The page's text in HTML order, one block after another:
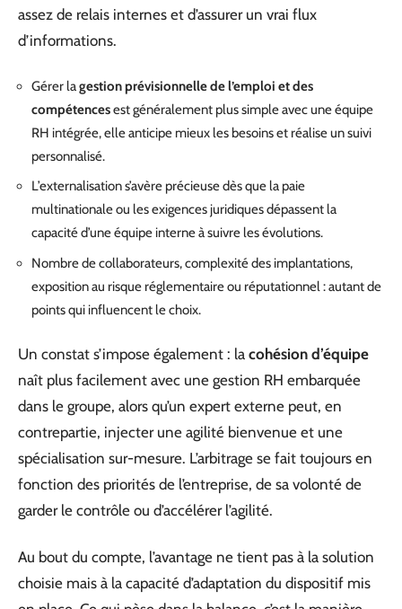
assez de relais internes et d’assurer un vrai flux
d’informations.
Gérer lagestion prévisionnelle de l’emploi et des
compétencesest généralement plus simple avec une équipe
RH intégrée, elle anticipe mieux les besoins et réalise un suivi
personnalisé.
L’externalisation s’avère précieuse dès que la paie
multinationale ou les exigences juridiques dépassent la
capacité d’une équipe interne à suivre les évolutions.
Nombre de collaborateurs, complexité des implantations,
exposition au risque réglementaire ou réputationnel : autant de
points qui influencent le choix.
Un constat s’impose également : la cohésion d’équipe
naît plus facilement avec une gestion RH embarquée
dans le groupe, alors qu’un expert externe peut, en
contrepartie, injecter une agilité bienvenue et une
spécialisation sur-mesure. L’arbitrage se fait toujours en
fonction des priorités de l’entreprise, de sa volonté de
garder le contrôle ou d’accélérer l’agilité.
Au bout du compte, l’avantage ne tient pas à la solution
choisie mais à la capacité d’adaptation du dispositif mis